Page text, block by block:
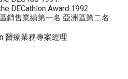
DECathlon Award 1992
銷售業績第一名 亞洲區第二名
醫療業務專案經理